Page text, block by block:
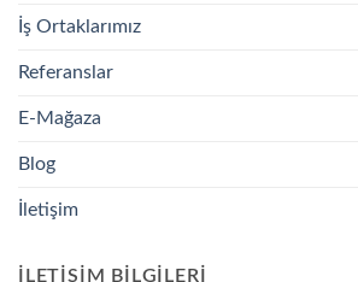
İş Ortaklarımız
Referanslar
E-Mağaza
Blog
İletişim
İLETIŞIM BILGILERI